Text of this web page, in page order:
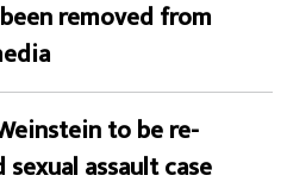
removed from
to be re-
assault case